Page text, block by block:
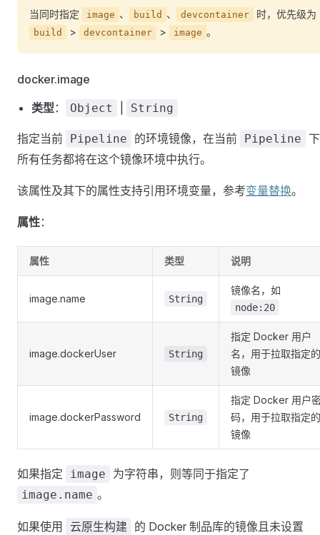
当同时指定 image 、 build 、 devcontainer 时，优先级为
build > devcontainer > image 。
docker.image
类型： Object String
指定当前 Pipeline 的环境镜像，在当前 Pipeline
所有任务都将在这个镜像环境中执行。
该属性及其下的属性支持引用环境变量，参考变量替换。
属性：
属性 类型 说明
image.name String
镜像名，如
node:20
image.dockerUser String
指定 Docker 用户
名，用于拉取指定的
镜像
image.dockerPassword String
指定 Docker 用户
码，用于拉取指定的
镜像
如果指定 image 为字符串，则等同于指定了
image.name 。
如果使用 云原生构建 的 Docker 制品库的镜像且未设置